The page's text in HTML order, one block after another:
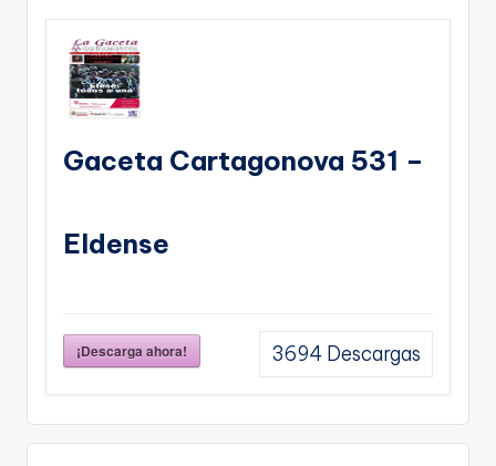
Gaceta Cartagonova 531 –
Eldense
¡Descarga ahora! 3694 Descargas